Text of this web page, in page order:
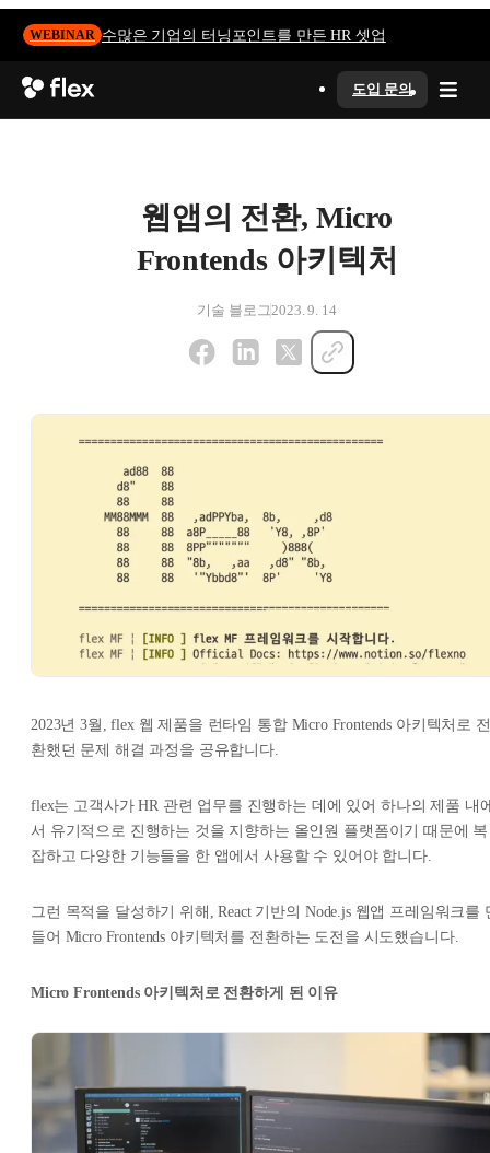
WEBINAR 수많은 기업의 터닝포인트를 만든 HR 셋업
도입 문의
웹앱의 전환, Micro
Frontends 아키텍처
기술 블로그 2023. 9. 14
2023년 3월, flex 웹 제품을 런타임 통합 Micro Frontends 아키텍처로 전
환했던 문제 해결 과정을 공유합니다.
flex는 고객사가 HR 관련 업무를 진행하는 데에 있어 하나의 제품 내
서 유기적으로 진행하는 것을 지향하는 올인원 플랫폼이기 때문에 복
잡하고 다양한 기능들을 한 앱에서 사용할 수 있어야 합니다.
그런 목적을 달성하기 위해, React 기반의 Node.js 웹앱 프레임워크를
들어 Micro Frontends 아키텍처를 전환하는 도전을 시도했습니다.
Micro Frontends 아키텍처로 전환하게 된 이유